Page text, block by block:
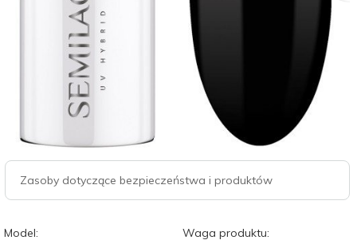
Zasoby dotyczące bezpieczeństwa i produktów
Model:
Waga produktu: